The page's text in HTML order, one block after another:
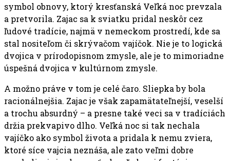
symbol obnovy, ktorý kresťanská Veľká noc prevzala
a pretvorila. Zajac sa k sviatku pridal neskôr cez
ľudové tradície, najmä v nemeckom prostredí, kde sa
stal nositeľom či skrývačom vajíčok. Nie je to logická
dvojica v prírodopisnom zmysle, ale je to mimoriadne
úspešná dvojica v kultúrnom zmysle.
A možno práve v tom je celé čaro. Sliepka by bola
racionálnejšia. Zajac je však zapamätateľnejší, veselší
a trochu absurdný – a presne také veci sa v tradíciách
držia prekvapivo dlho. Veľká noc si tak nechala
vajíčko ako symbol života a pridala k nemu zviera,
ktoré síce vajcia neznáša, ale zato veľmi dobre